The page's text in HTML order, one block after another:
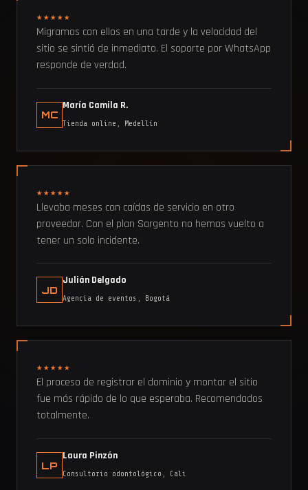
★★★★★
Migramos con ellos en una tarde y la velocidad del
sitio se sintió de inmediato. El soporte por WhatsApp
responde de verdad.
MC
María Camila R.
Tienda online, Medellín
★★★★★
Llevaba meses con caídas de servicio en otro
proveedor. Con el plan Sargento no hemos vuelto a
tener un solo incidente.
JD
Julián Delgado
Agencia de eventos, Bogotá
★★★★★
El proceso de registrar el dominio y montar el sitio
fue más rápido de lo que esperaba. Recomendados
totalmente.
LP
Laura Pinzón
Consultorio odontológico, Cali